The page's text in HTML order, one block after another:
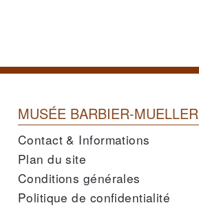
MUSÉE BARBIER-MUELLER
Contact & Informations
Plan du site
Conditions générales
Politique de confidentialité